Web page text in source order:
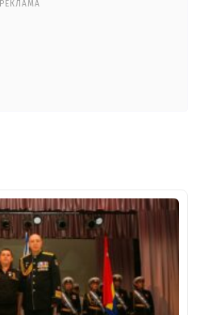
РЕКЛАМА